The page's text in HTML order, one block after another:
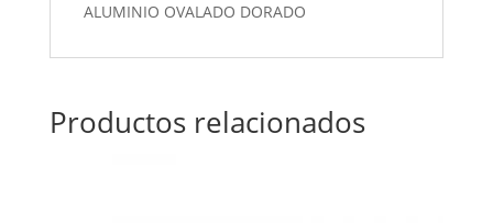
ALUMINIO OVALADO DORADO
Productos relacionados